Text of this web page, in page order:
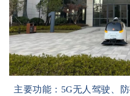
主要功能：5G无人驾驶、